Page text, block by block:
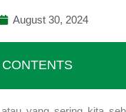
August 30, 2024